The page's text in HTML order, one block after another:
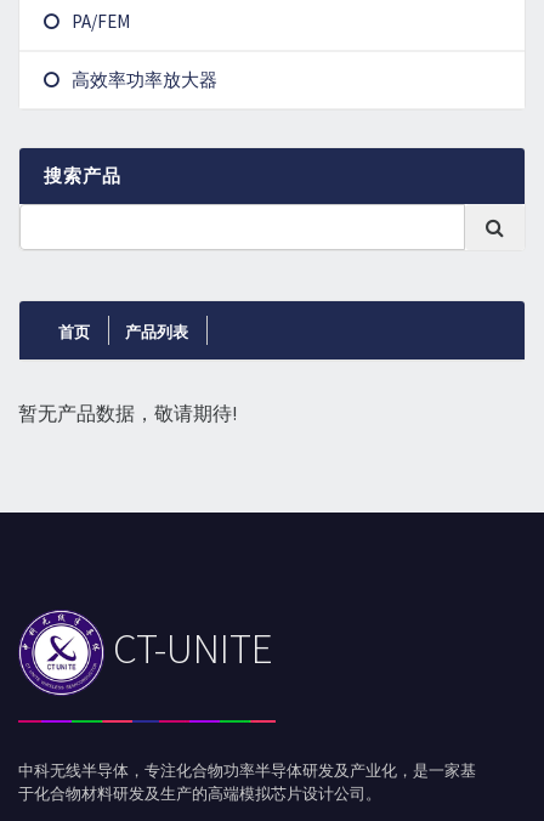
数字电源芯片
PWM
PA/FEM
高效率功率放大器
搜索产品
首页 产品列表
暂无产品数据，敬请期待!
CT-UNITE
中科无线半导体，专注化合物功率半导体研发及产业化，是一家基
于化合物材料研发及生产的高端模拟芯片设计公司。